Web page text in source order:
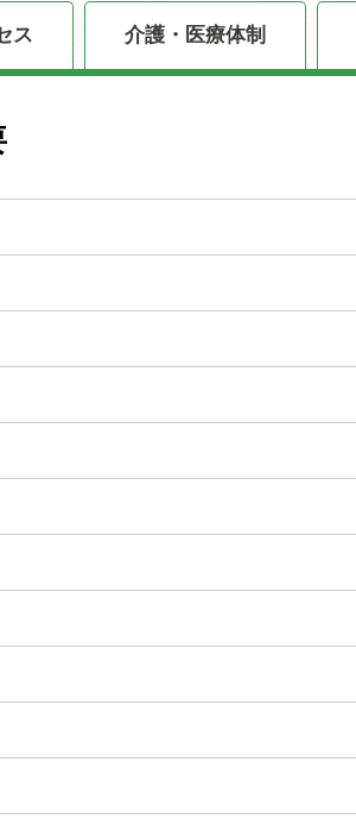
ス 介護・医療体制